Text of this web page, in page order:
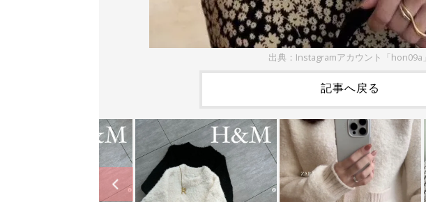
出典：Instagramアカウント「hon09a」
記事へ戻る